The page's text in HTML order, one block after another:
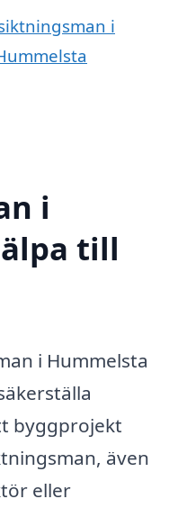
i
i
till
i Hummelsta
byggprojekt
även
eller